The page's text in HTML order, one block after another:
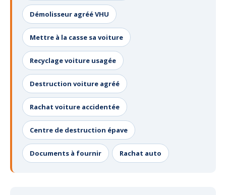
Démolisseur agréé VHU
Mettre à la casse sa voiture
Recyclage voiture usagée
Destruction voiture agréé
Rachat voiture accidentée
Centre de destruction épave
Documents à fournir Rachat auto